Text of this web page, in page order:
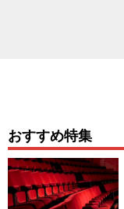
おすすめ特集